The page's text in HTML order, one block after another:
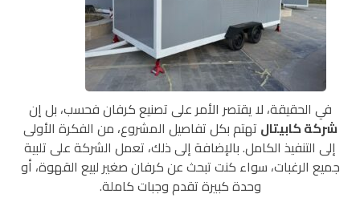
في الحقيقة، لا يقتصر الأمر على تصنيع كرفان فحسب، بل إن
شركة كابيتال تهتم بكل تفاصيل المشروع، من الفكرة الأولى
إلى التنفيذ الكامل. بالإضافة إلى ذلك، تعمل الشركة على تلبية
جميع الرغبات، سواء كنت تبحث عن كرفان صغير لبيع القهوة، أو
وحدة كبيرة تقدم وجبات كاملة.